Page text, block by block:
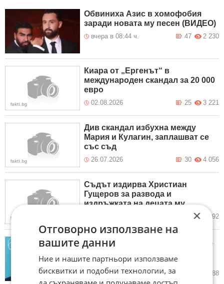
Обвиниха Азис в хомофобия
заради новата му песен (ВИДЕО)
вчера в 08:44 ч. 2 230
47
Киара от „Ергенът“ в
международен скандал за 20 000
евро
02.08.2026 3 221
25
Див скандал избухна между
Мария и Кулагин, заплашват се
със съд
26.07.2026 4 056
30
Съдът издирва Христиан
Гущеров за развода и
издръжката на децата му
3 892
Истината за Мики Рурк: Разпада
ли се лицето му и защо бе
изхвърлен на улицата?
19.07.2026 3 988
×
Отговорно използване на
вашите данни
Ние и нашите партньори използваме
бисквитки и подобни технологии, за